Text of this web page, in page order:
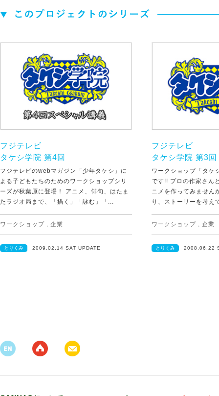
フジテレビ
タケシ学院 第4回
フジテレビのwebマガジン「少年タケシ」に
よる子どもたちのためのワークショップシリ
ーズが秋葉原に登場！ アニメ、俳句、はたま
たラジオ局まで、「描く」「詠む」「...
ワークショップ , 企業
とりくみ 2009.02.14 SAT UPDATE
フジテレビ
タケシ学院 第3回
ワークショップ「タケ
です!! プロの作家さん
ニメを作ってみません
り、ストーリーを考え
ワークショップ , 企業
とりくみ 2008.06.22